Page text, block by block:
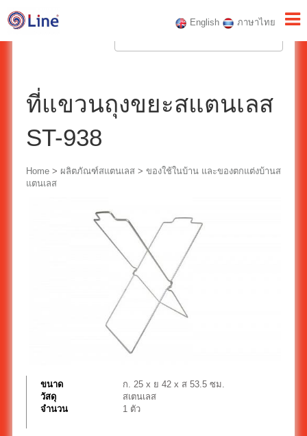
English ภาษาไทย
ที่แขวนถุงขยะสแตนเลส
ST-938
Home> ผลิตภัณฑ์สแตนเลส> ของใช้ในบ้าน และของตกแต่งบ้านส
แตนเลส
ขนาด
ก. 25 x ย 42 x ส 53.5 ซม.
วัสดุ
สเตนเลส
จำนวน
1 ตัว